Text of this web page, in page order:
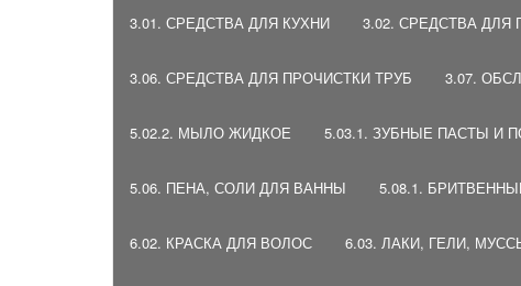
3.01. СРЕДСТВА ДЛЯ КУХНИ 3.02. СРЕДСТВА ДЛЯ
3.06. СРЕДСТВА ДЛЯ ПРОЧИСТКИ ТРУБ 3.07.
5.02.2. МЫЛО ЖИДКОЕ 5.03.1. ЗУБНЫЕ ПАСТЫ И
5.06. ПЕНА, СОЛИ ДЛЯ ВАННЫ 5.08.1.
6.02. КРАСКА ДЛЯ ВОЛОС 6.03. ЛАКИ, ГЕЛИ,